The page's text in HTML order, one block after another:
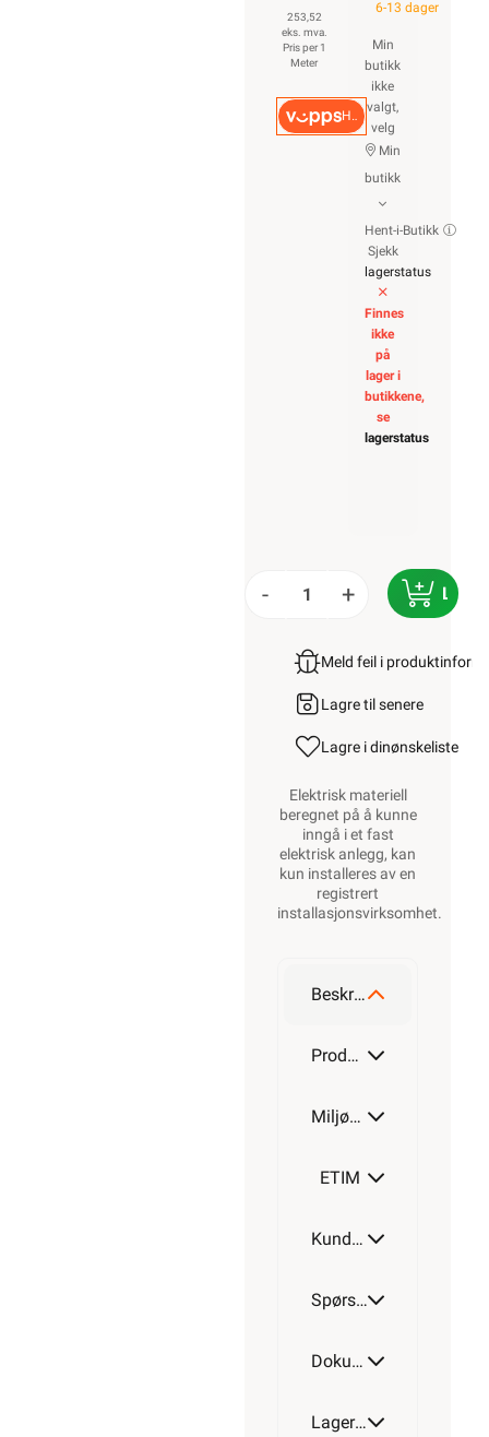
253,52
eks. mva.
Pris per 1
Meter
Hurtigkasse
6-13 dager
Min
butikk
ikke
valgt,
velg
Min
butikk
Hent-i-Butikk
Sjekk
lagerstatus
Finnes
ikke
på
lager i
butikkene,
se
lagerstatus
- +
Meld feil i
Lagre til senere
Lagre i dinønskeliste
Elektrisk materiell
beregnet på å kunne
inngå i et fast
elektrisk anlegg, kan
kun installeres av en
registrert
installasjonsvirksomhet.
Beskrivelse
Produktdetaljer
Miljøparametere
ETIM
Kundeomtale
Spørsmål og svar
Dokumentasjon
Lagerstatus